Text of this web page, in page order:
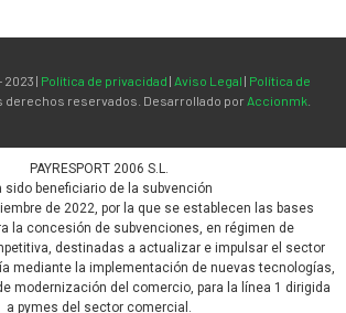
| Política de privacidad | Aviso Legal | Política de
derechos reservados. Desarrollado por Accionmk.
PAYRESPORT 2006 S.L.
sido beneficiario de la subvención
de 2022, por la que se establecen las bases
la concesión de subvenciones, en régimen de
destinadas a actualizar e impulsar el sector
mediante la implementación de nuevas tecnologías,
modernización del comercio, para la línea 1 dirigida
a pymes del sector comercial.